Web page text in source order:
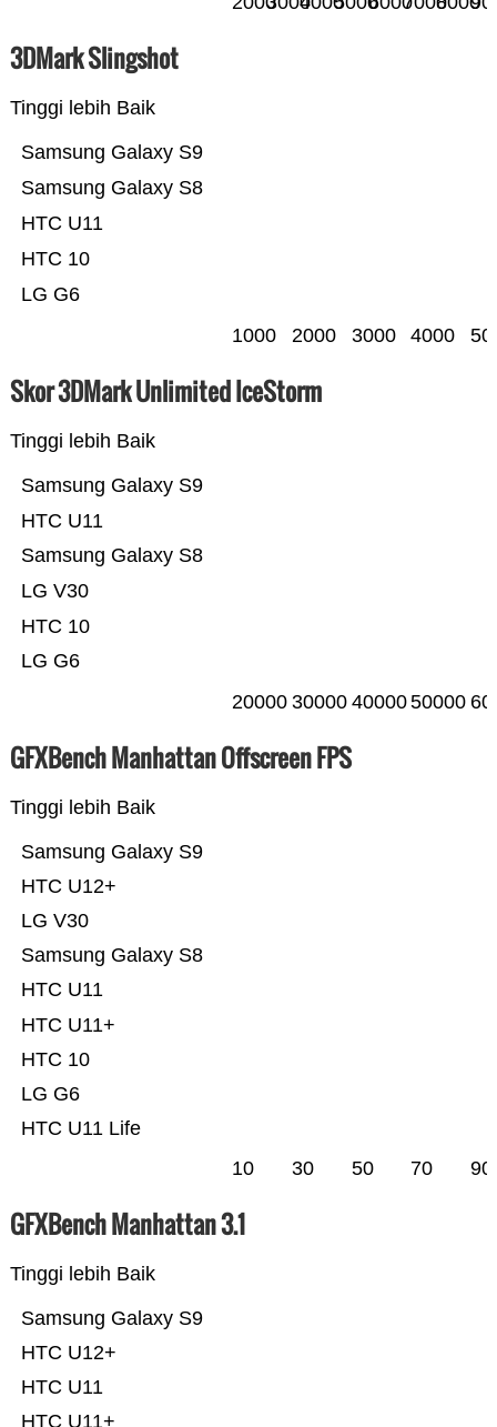
3DMark Slingshot
Tinggi lebih Baik
LG G6
HTC 10
HTC U11
Samsung Galaxy S8
Samsung Galaxy S9
1000 2000 3000 4000
Skor 3DMark Unlimited IceStorm
Tinggi lebih Baik
LG G6
HTC 10
LG V30
Samsung Galaxy S8
HTC U11
Samsung Galaxy S9
20000 30000 4000050000
GFXBench Manhattan Offscreen FPS
Tinggi lebih Baik
HTC U11 Life
LG G6
HTC 10
HTC U11+
HTC U11
Samsung Galaxy S8
LG V30
HTC U12+
Samsung Galaxy S9
10 30 50 70 90
GFXBench Manhattan 3.1
Tinggi lebih Baik
HTC U11+
HTC U11
HTC U12+
Samsung Galaxy S9